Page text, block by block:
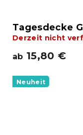
Tagesdecke
Derzeit nicht
ab 15,80 €
Neuheit